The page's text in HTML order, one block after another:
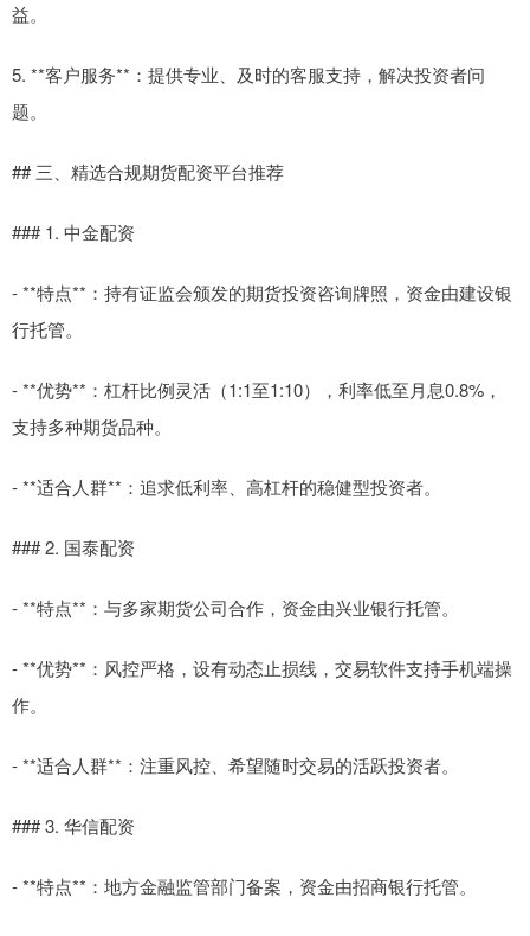
益。
5. **客户服务**：提供专业、及时的客服支持，解决投资者问
题。
## 三、精选合规期货配资平台推荐
### 1. 中金配资
- **特点**：持有证监会颁发的期货投资咨询牌照，资金由建设银
行托管。
- **优势**：杠杆比例灵活（1:1至1:10），利率低至月息0.8%，
支持多种期货品种。
- **适合人群**：追求低利率、高杠杆的稳健型投资者。
### 2. 国泰配资
- **特点**：与多家期货公司合作，资金由兴业银行托管。
- **优势**：风控严格，设有动态止损线，交易软件支持手机端操
作。
- **适合人群**：注重风控、希望随时交易的活跃投资者。
### 3. 华信配资
- **特点**：地方金融监管部门备案，资金由招商银行托管。